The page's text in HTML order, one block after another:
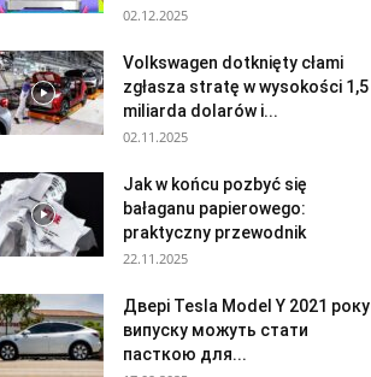
02.12.2025
Volkswagen dotknięty cłami
zgłasza stratę w wysokości 1,5
miliarda dolarów i...
02.11.2025
Jak w końcu pozbyć się
bałaganu papierowego:
praktyczny przewodnik
22.11.2025
Двері Tesla Model Y 2021 року
випуску можуть стати
пасткою для...